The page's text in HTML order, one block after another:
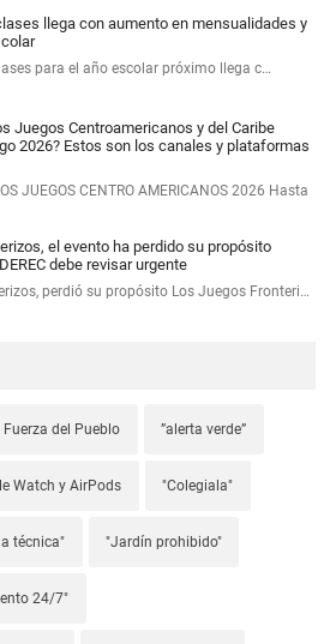
llega con aumento en mensualidades y
para el año escolar próximo llega c…
Juegos Centroamericanos y del Caribe
2026? Estos son los canales y plataformas
JUEGOS CENTRO AMERICANOS 2026 Hasta
el evento ha perdido su propósito
debe revisar urgente
perdió su propósito Los Juegos Fronteri…
del Pueblo ”alerta verde”
Watch y AirPods "Colegiala"
técnica" "Jardín prohibido"
24/7"